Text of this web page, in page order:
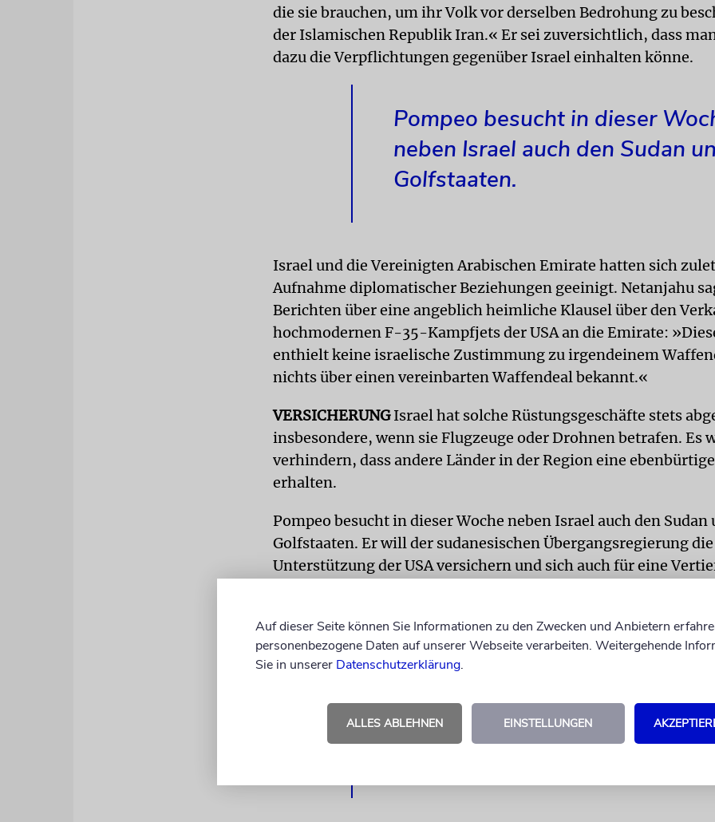
die sie brauchen, um ihr Volk vor derselben Bedrohung zu
der Islamischen Republik Iran.« Er sei zuversichtlich, dass
dazu die Verpflichtungen gegenüber Israel einhalten könne.
Pompeo besucht in dieser
neben Israel auch den Sudan
Golfstaaten.
Israel und die Vereinigten Arabischen Emirate hatten sich
Aufnahme diplomatischer Beziehungen geeinigt. Netanjahu
Berichten über eine angeblich heimliche Klausel über den
hochmodernen F-35-Kampfjets der USA an die Emirate:
enthielt keine israelische Zustimmung zu irgendeinem
nichts über einen vereinbarten Waffendeal bekannt.«
VERSICHERUNGIsrael hat solche Rüstungsgeschäfte stets
insbesondere, wenn sie Flugzeuge oder Drohnen betrafen. Es
verhindern, dass andere Länder in der Region eine
erhalten.
Pompeo besucht in dieser Woche neben Israel auch den Sudan
Golfstaaten. Er will der sudanesischen Übergangsregierung die
Unterstützung der USA versichern und sich auch für eine
Israel gegeben.
Einigung zwischen Israel und
Auf dieser Seite können Sie Informationen zu den Zwecken und Anbietern
personenbezogene Daten auf unserer Webseite verarbeiten. Weitergehende
Sie in unserer Datenschutzerklärung.
ALLES ABLEHNEN EINSTELLUNGEN